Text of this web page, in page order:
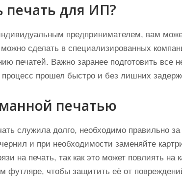
печать для ИП?
предпринимателем, вам
сделать в специализированных
печатей. Важно заранее подготовить все
прошел быстро и без лишних
печатью
служила долго, необходимо правильно
и при необходимости заменяйте
на печать, так как это может повлиять на
футляре, чтобы защитить её от